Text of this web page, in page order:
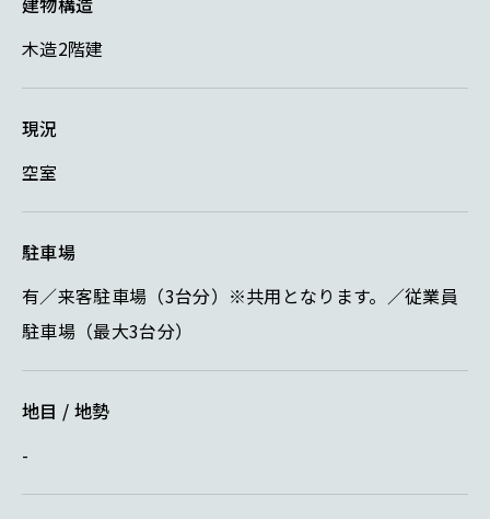
木造2階建
現況
空室
駐車場
有／来客駐車場（3台分）※共用となります。／従業員
駐車場（最大3台分）
地目 / 地勢
-